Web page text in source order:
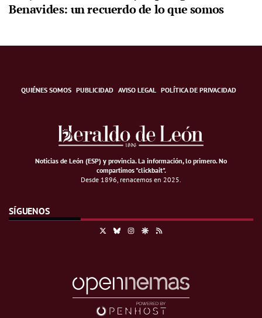
Benavides: un recuerdo de lo que somos
QUIÉNES SOMOS PUBLICIDAD AVISO LEGAL POLÍTICA DE PRIVACIDAD
Noticias de León (ESP) y provincia. La información, lo primero.No
compartimos "clickbait".
Desde 1896, renacemos en 2025.
SÍGUENOS
BlueskyInstagramGoogle Discover